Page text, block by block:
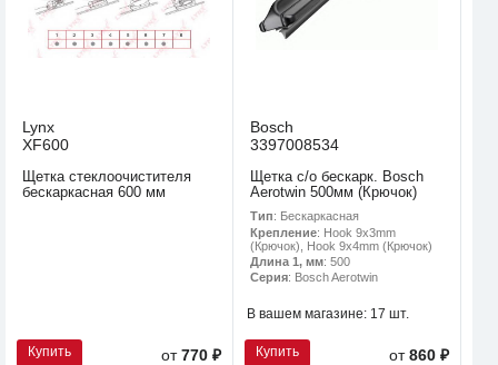
Lynx
XF600
Щетка стеклоочистителя
бескаркасная 600 мм
Купить от770 ₽
Bosch
3397008534
Щетка с/о бескарк. Bosch
Aerotwin 500мм (Крючок)
Тип: Бескаркасная
Крепление: Hook 9x3mm
(Крючок), Hook 9x4mm (Крючок)
Длина 1, мм: 500
Серия: Bosch Aerotwin
В вашем магазине: 17 шт.
Купить от860 ₽